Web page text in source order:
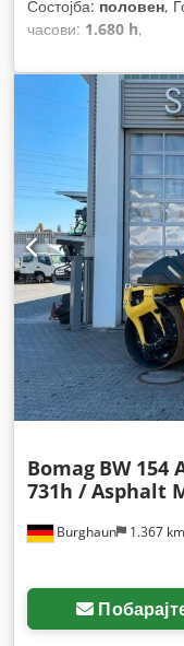
Состојба: половен,
часови: 1.680 h,
Burghaun 1.367 km
Bomag BW 154
731h / Asphalt